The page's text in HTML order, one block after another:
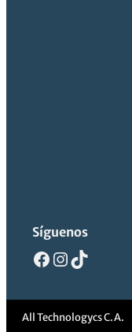
Síguenos
Facebook
Instagram
TikTok
All Technologycs C.A.